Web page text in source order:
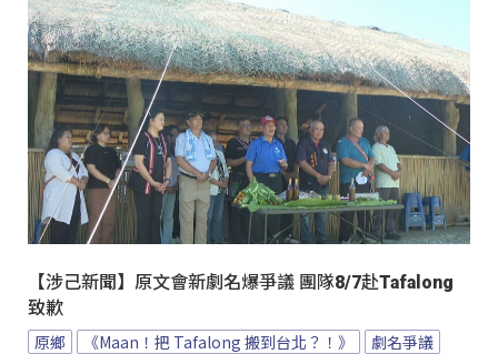
【涉己新聞】原文會新劇名爆爭議 團隊8/7赴Tafalong
致歉
原鄉 《Maan！把 Tafalong 搬到台北？！》
劇名爭議